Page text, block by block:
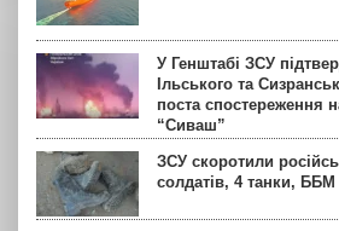
У Генштабі ЗСУ
Ільського та
поста спостереження
“Сиваш”
ЗСУ скоротили
солдатів, 4 танки, ББМ